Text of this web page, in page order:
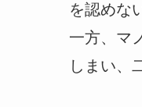
を認めな
一方、マ
しまい、